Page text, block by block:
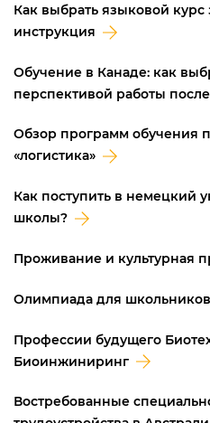
Как выбрать языковой
инструкция
Обучение в Канаде: как
перспективой работы
Обзор программ обучения
«логистика»
Как поступить в немецкий
школы?
Проживание и культурная
Олимпиада для школьников
Профессии будущего
Биоинжиниринг
Востребованные